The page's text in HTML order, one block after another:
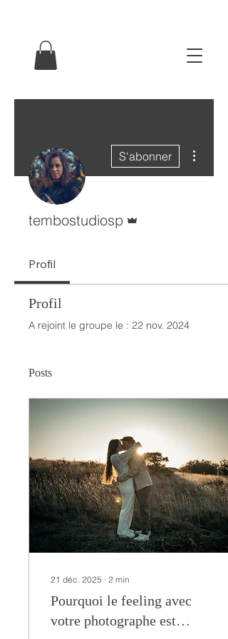
S'abonner
tembostudiosp
Profil
Profil
A rejoint le groupe le : 22 nov. 2024
Posts
21 déc. 2025 ∙ 2 min
Pourquoi le feeling avec
votre photographe est